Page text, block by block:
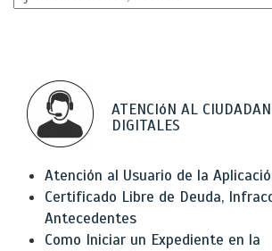
ATENCIóN AL
DIGITALES
Atención al Usuario de la
Certificado Libre de Deuda,
Antecedentes
Como Iniciar un Expediente en la